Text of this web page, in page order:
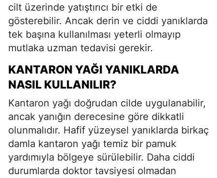
cilt üzerinde yatıştırıcı bir etki de
gösterebilir. Ancak derin ve ciddi yanıklarda
tek başına kullanılması yeterli olmayıp
mutlaka uzman tedavisi gerekir.
KANTARON YAĞI YANIKLARDA
NASIL KULLANILIR?
Kantaron yağı doğrudan cilde uygulanabilir,
ancak yanığın derecesine göre dikkatli
olunmalıdır. Hafif yüzeysel yanıklarda birkaç
damla kantaron yağı temiz bir pamuk
yardımıyla bölgeye sürülebilir. Daha ciddi
durumlarda doktor tavsiyesi olmadan